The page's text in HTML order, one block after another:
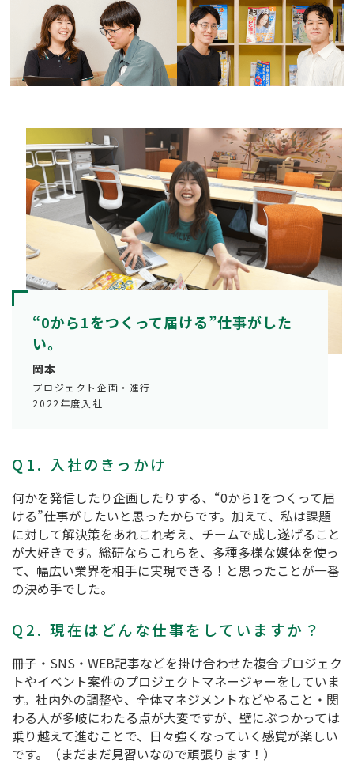
“0から1をつくって届ける”仕事がした
い。
岡本
プロジェクト企画・進行
2022年度入社
Q1. 入社のきっかけ
何かを発信したり企画したりする、“0から1をつくって届
ける”仕事がしたいと思ったからです。加えて、私は課題
に対して解決策をあれこれ考え、チームで成し遂げること
が大好きです。総研ならこれらを、多種多様な媒体を使っ
て、幅広い業界を相手に実現できる！と思ったことが一番
の決め手でした。
Q2. 現在はどんな仕事をしていますか？
冊子・SNS・WEB記事などを掛け合わせた複合プロジェク
トやイベント案件のプロジェクトマネージャーをしていま
す。社内外の調整や、全体マネジメントなどやること・関
わる人が多岐にわたる点が大変ですが、壁にぶつかっては
乗り越えて進むことで、日々強くなっていく感覚が楽しい
です。（まだまだ見習いなので頑張ります！）